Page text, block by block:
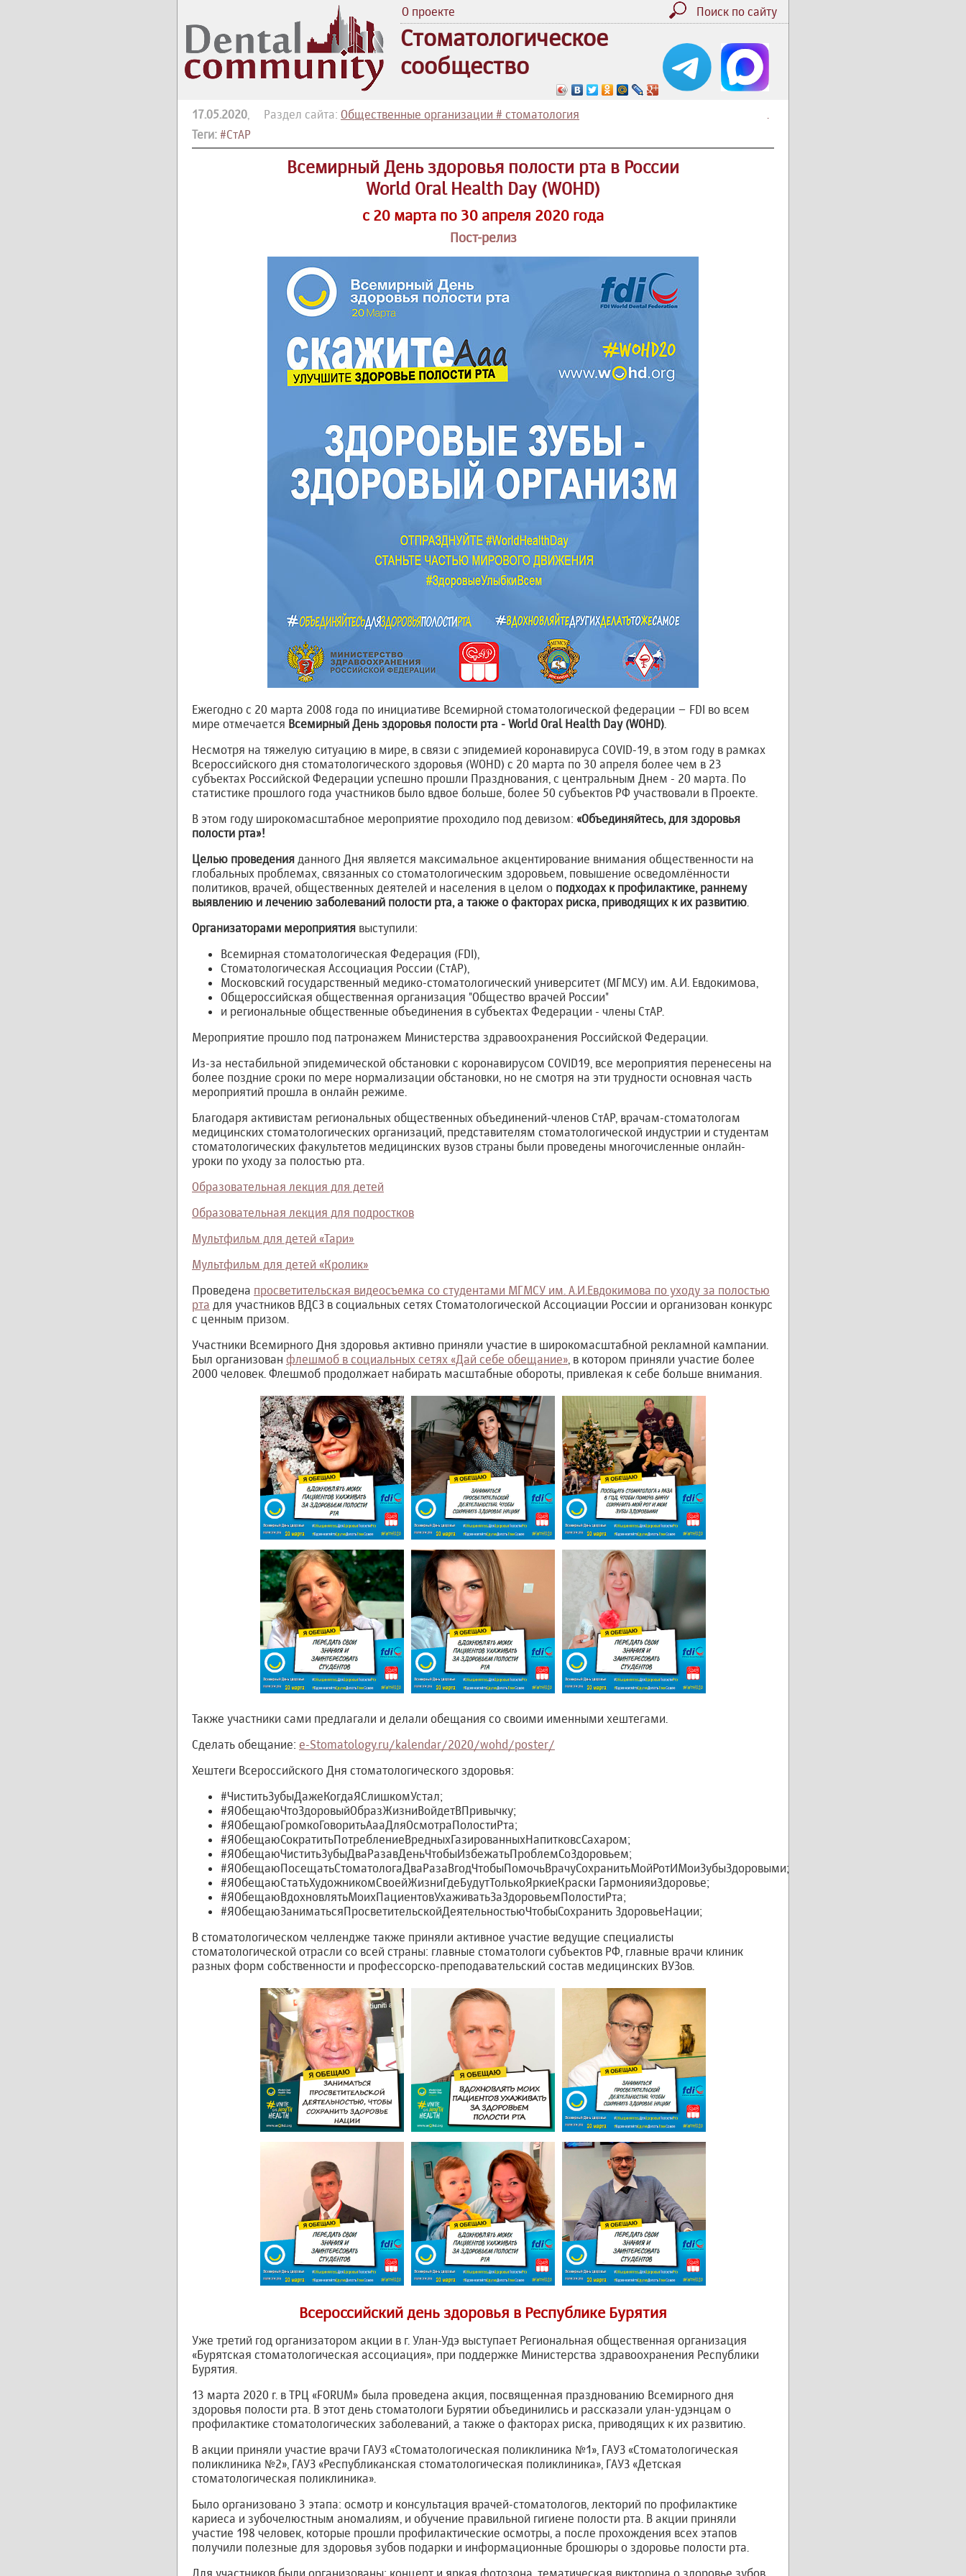
О проекте Поиск по сайту
Стоматологическое
сообщество
.
17.05.2020, Раздел сайта: Общественные организации # стоматология
Теги: #СтАР
Всемирный День здоровья полости рта в России
World Oral Health Day (WOHD)
с 20 марта по 30 апреля 2020 года
Пост-релиз
Ежегодно с 20 марта 2008 года по инициативе Всемирной стоматологической федерации – FDI во всем
мире отмечается Всемирный День здоровья полости рта - World Oral Health Day (WOHD).
Несмотря на тяжелую ситуацию в мире, в связи с эпидемией коронавируса COVID-19, в этом году в рамках
Всероссийского дня стоматологического здоровья (WOHD) с 20 марта по 30 апреля более чем в 23
субъектах Российской Федерации успешно прошли Празднования, с центральным Днем - 20 марта. По
статистике прошлого года участников было вдвое больше, более 50 субъектов РФ участвовали в Проекте.
В этом году широкомасштабное мероприятие проходило под девизом: «Объединяйтесь, для здоровья
полости рта»!
Целью проведения данного Дня является максимальное акцентирование внимания общественности на
глобальных проблемах, связанных со стоматологическим здоровьем, повышение осведомлённости
политиков, врачей, общественных деятелей и населения в целом о подходах к профилактике, раннему
выявлению и лечению заболеваний полости рта, а также о факторах риска, приводящих к их развитию.
Организаторами мероприятия выступили:
Всемирная стоматологическая Федерация (FDI),
Стоматологическая Ассоциация России (СтАР),
Московский государственный медико-стоматологический университет (МГМСУ) им. А.И. Евдокимова,
Общероссийская общественная организация "Общество врачей России"
и региональные общественные объединения в субъектах Федерации - члены СтАР.
Мероприятие прошло под патронажем Министерства здравоохранения Российской Федерации.
Из-за нестабильной эпидемической обстановки с коронавирусом COVID19, все мероприятия перенесены на
более поздние сроки по мере нормализации обстановки, но не смотря на эти трудности основная часть
мероприятий прошла в онлайн режиме.
Благодаря активистам региональных общественных объединений-членов СтАР, врачам-стоматологам
медицинских стоматологических организаций, представителям стоматологической индустрии и студентам
стоматологических факультетов медицинских вузов страны были проведены многочисленные онлайн-
уроки по уходу за полостью рта.
Образовательная лекция для детей
Образовательная лекция для подростков
Мультфильм для детей «Тари»
Мультфильм для детей «Кролик»
Проведена просветительская видеосъемка со студентами МГМСУ им. А.И.Евдокимова по уходу за полостью
рта для участников ВДСЗ в социальных сетях Стоматологической Ассоциации России и организован конкурс
с ценным призом.
Участники Всемирного Дня здоровья активно приняли участие в широкомасштабной рекламной кампании.
Был организован флешмоб в социальных сетях «Дай себе обещание», в котором приняли участие более
2000 человек. Флешмоб продолжает набирать масштабные обороты, привлекая к себе больше внимания.
Также участники сами предлагали и делали обещания со своими именными хештегами.
Сделать обещание: e-Stomatology.ru/kalendar/2020/wohd/poster/
Хештеги Всероссийского Дня стоматологического здоровья:
#ЧиститьЗубыДажеКогдаЯСлишкомУстал;
#ЯОбещаюЧтоЗдоровыйОбразЖизниВойдетВПривычку;
#ЯОбещаюГромкоГоворитьАааДляОсмотраПолостиРта;
#ЯОбещаюСократитьПотреблениеВредныхГазированныхНапитковсСахаром;
#ЯОбещаюЧиститьЗубыДваРазавДеньЧтобыИзбежатьПроблемСоЗдоровьем;
#ЯОбещаюПосещатьСтоматологаДваРазаВгодЧтобыПомочьВрачуСохранитьМойРотИМоиЗубыЗдоровыми;
#ЯОбещаюСтатьХудожникомСвоейЖизниГдеБудутТолькоЯркиеКраски ГармонияиЗдоровье;
#ЯОбещаюВдохновлятьМоихПациентовУхаживатьЗаЗдоровьемПолостиРта;
#ЯОбещаюЗаниматьсяПросветительскойДеятельностьюЧтобыСохранить ЗдоровьеНации;
В стоматологическом челлендже также приняли активное участие ведущие специалисты
стоматологической отрасли со всей страны: главные стоматологи субъектов РФ, главные врачи клиник
разных форм собственности и профессорско-преподавательский состав медицинских ВУЗов.
Всероссийский день здоровья в Республике Бурятия
Уже третий год организатором акции в г. Улан-Удэ выступает Региональная общественная организация
«Бурятская стоматологическая ассоциация», при поддержке Министерства здравоохранения Республики
Бурятия.
13 марта 2020 г. в ТРЦ «FORUM» была проведена акция, посвященная празднованию Всемирного дня
здоровья полости рта. В этот день стоматологи Бурятии объединились и рассказали улан-удэнцам о
профилактике стоматологических заболеваний, а также о факторах риска, приводящих к их развитию.
В акции приняли участие врачи ГАУЗ «Стоматологическая поликлиника №1», ГАУЗ «Стоматологическая
поликлиника №2», ГАУЗ «Республиканская стоматологическая поликлиника», ГАУЗ «Детская
стоматологическая поликлиника».
Было организовано 3 этапа: осмотр и консультация врачей-стоматологов, лекторий по профилактике
кариеса и зубочелюстным аномалиям, и обучение правильной гигиене полости рта. В акции приняли
участие 198 человек, которые прошли профилактические осмотры, а после прохождения всех этапов
получили полезные для здоровья зубов подарки и информационные брошюры о здоровье полости рта.
Для участников были организованы: концерт и яркая фотозона, тематическая викторина о здоровье зубов,